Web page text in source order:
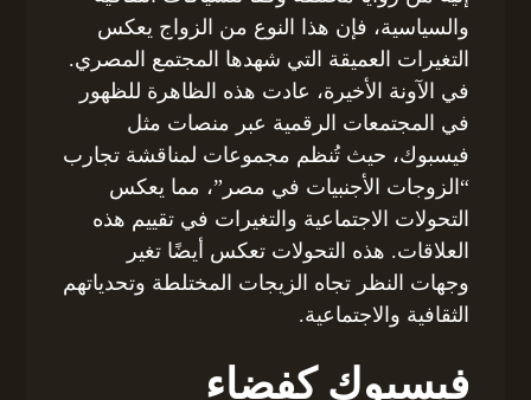
والسياسية، فإن هذا النوع من الزواج يعكس
التغيرات العميقة التي شهدها المجتمع المصري.
في الآونة الأخيرة، عادت هذه الظاهرة للظهور
في المجتمعات الرقمية عبر منصات مثل
فيسبوك، حيث تُنظم مجموعات لمناقشة تجارب
“الزوجات الأجنبيات في مصر”، مما يعكس
التحولات الاجتماعية والتغيرات في تقييم هذه
العلاقات. هذه التحولات تعكس أيضًا تغير
وجهات النظر تجاه الزيجات المختلطة وتحدياتهم
الثقافية والاجتماعية.
فيسبوك كفضاء